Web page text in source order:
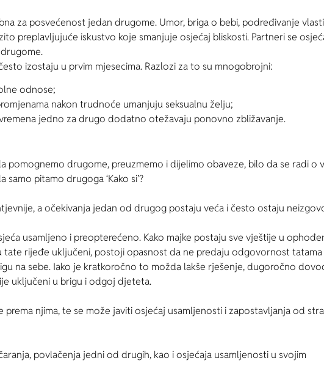
za posvećenost jedan drugome. Umor, briga o bebi, podređivanje
preplavljujuće iskustvo koje smanjuje osjećaj bliskosti. Partneri se
izostaju u prvim mjesecima. Razlozi za to su mnogobrojni:
odnose;
nakon trudnoće umanjuju seksualnu želju;
jedno za drugo dodatno otežavaju ponovno zbližavanje.
pomognemo drugome, preuzmemo i dijelimo obaveze, bilo da se radi o
pitamo drugoga ‘Kako si’?
a očekivanja jedan od drugog postaju veća i često ostaju
usamljeno i preopterećeno. Kako majke postaju sve vještije u
tate rijeđe uključeni, postoji opasnost da ne predaju odgovornost
na sebe. Iako je kratkoročno to možda lakše rješenje, dugoročno
uključeni u brigu i odgoj djeteta.
njima, te se može javiti osjećaj usamljenosti i zapostavljanja od
povlačenja jedni od drugih, kao i osjećaja usamljenosti u svojim